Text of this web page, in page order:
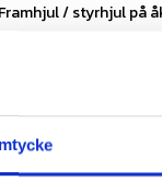
/ styrhjul på
information